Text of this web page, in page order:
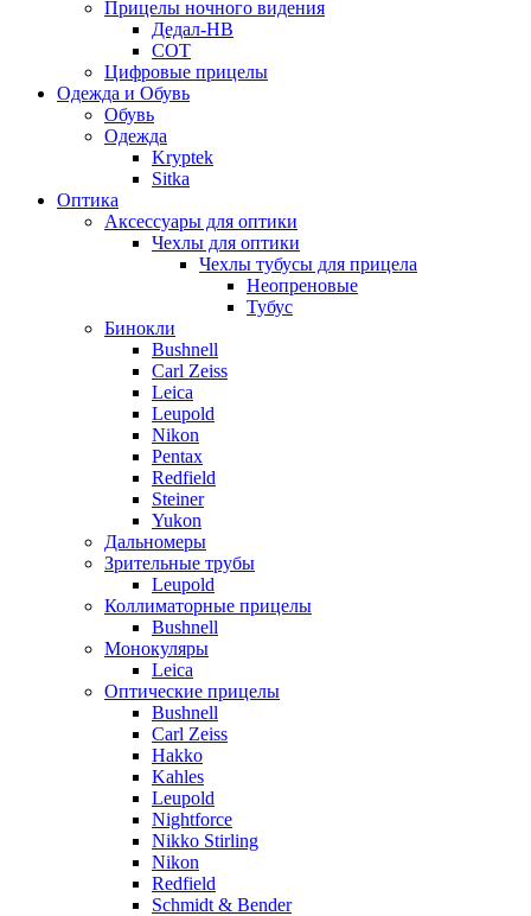
Прицелы ночного видения
Дедал-НВ
СОТ
Цифровые прицелы
Одежда и Обувь
Обувь
Одежда
Kryptek
Sitka
Оптика
Аксессуары для оптики
Чехлы для оптики
Чехлы тубусы для прицела
Неопреновые
Тубус
Бинокли
Bushnell
Carl Zeiss
Leica
Leupold
Nikon
Pentax
Redfield
Steiner
Yukon
Дальномеры
Зрительные трубы
Leupold
Коллиматорные прицелы
Bushnell
Монокуляры
Leica
Оптические прицелы
Bushnell
Carl Zeiss
Hakko
Kahles
Leupold
Nightforce
Nikko Stirling
Nikon
Redfield
Schmidt & Bender